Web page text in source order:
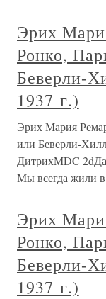
Эрих
Ронко,
Беверли-
1937 г.)
Эрих Мария
или Беверли-
ДитрихMDC
Мы всегда жили в
Эрих
Ронко,
Беверли-
1937 г.)